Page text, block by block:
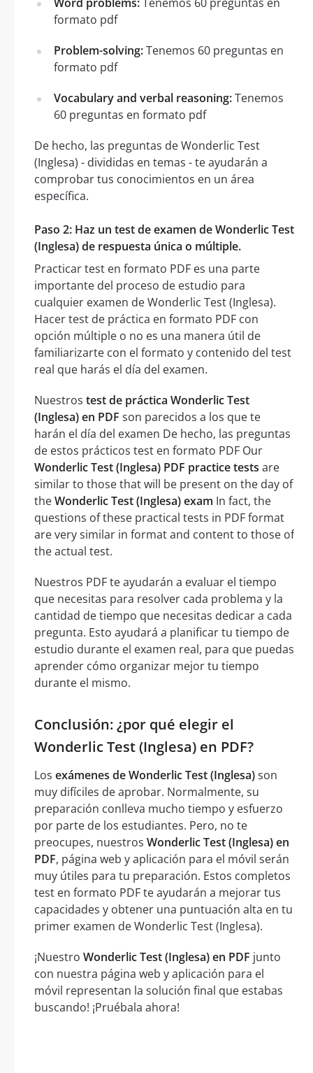
formato pdf
Problem-solving:Tenemos 60 preguntas en
formato pdf
Vocabulary and verbal reasoning:Tenemos
60 preguntas en formato pdf
De hecho, las preguntas de Wonderlic Test
(Inglesa) - divididas en temas - te ayudarán a
comprobar tus conocimientos en un área
específica.
Paso 2: Haz un test de examen de Wonderlic Test
(Inglesa) de respuesta única o múltiple.
Practicar test en formato PDF es una parte
importante del proceso de estudio para
cualquier examen de Wonderlic Test (Inglesa).
Hacer test de práctica en formato PDF con
opción múltiple o no es una manera útil de
familiarizarte con el formato y contenido del test
real que harás el día del examen.
Nuestros test de práctica Wonderlic Test
(Inglesa) en PDF son parecidos a los que te
harán el día del examen De hecho, las preguntas
de estos prácticos test en formato PDF Our
Wonderlic Test (Inglesa) PDF practice tests are
similar to those that will be present on the day of
theWonderlic Test (Inglesa) exam In fact, the
questions of these practical tests in PDF format
are very similar in format and content to those of
the actual test.
Nuestros PDF te ayudarán a evaluar el tiempo
que necesitas para resolver cada problema y la
cantidad de tiempo que necesitas dedicar a cada
pregunta. Esto ayudará a planificar tu tiempo de
estudio durante el examen real, para que puedas
aprender cómo organizar mejor tu tiempo
durante el mismo.
Conclusión: ¿por qué elegir el
Wonderlic Test (Inglesa) en PDF?
Los exámenes de Wonderlic Test (Inglesa)son
muy difíciles de aprobar. Normalmente, su
preparación conlleva mucho tiempo y esfuerzo
por parte de los estudiantes. Pero, no te
preocupes, nuestros Wonderlic Test (Inglesa) en
PDF, página web y aplicación para el móvil serán
muy útiles para tu preparación. Estos completos
test en formato PDF te ayudarán a mejorar tus
capacidades y obtener una puntuación alta en tu
primer examen de Wonderlic Test (Inglesa).
¡Nuestro Wonderlic Test (Inglesa) en PDF junto
con nuestra página web y aplicación para el
móvil representan la solución final que estabas
buscando! ¡Pruébala ahora!